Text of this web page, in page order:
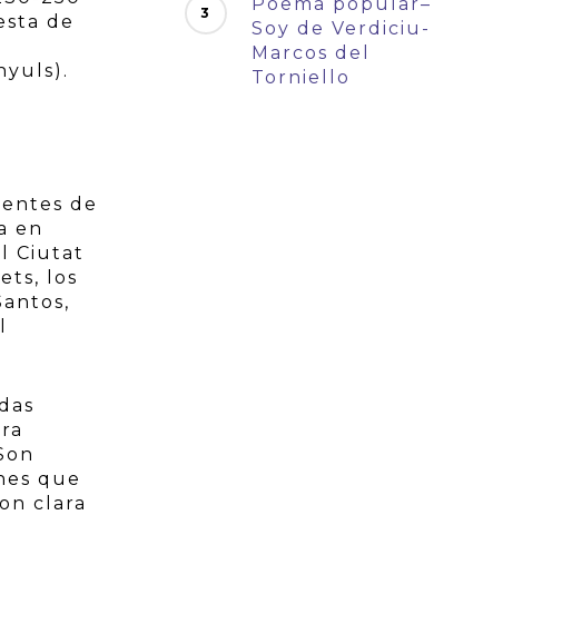
de
de
en
Ciutat
los
que
clara
Soy de Verdiciu-
Marcos del
Torniello